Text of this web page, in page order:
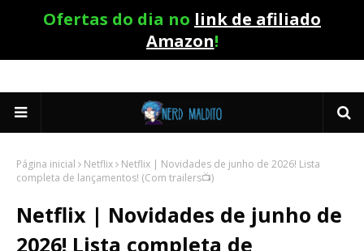
Ofertas do dia no link de afiliado
Amazon!
Página inicial Netflix
Netflix | Novidades de junho de 2026! Lista
completa de lançamentos! (Com trailers📺)
Netflix | Novidades de junho de
2026! Lista completa de